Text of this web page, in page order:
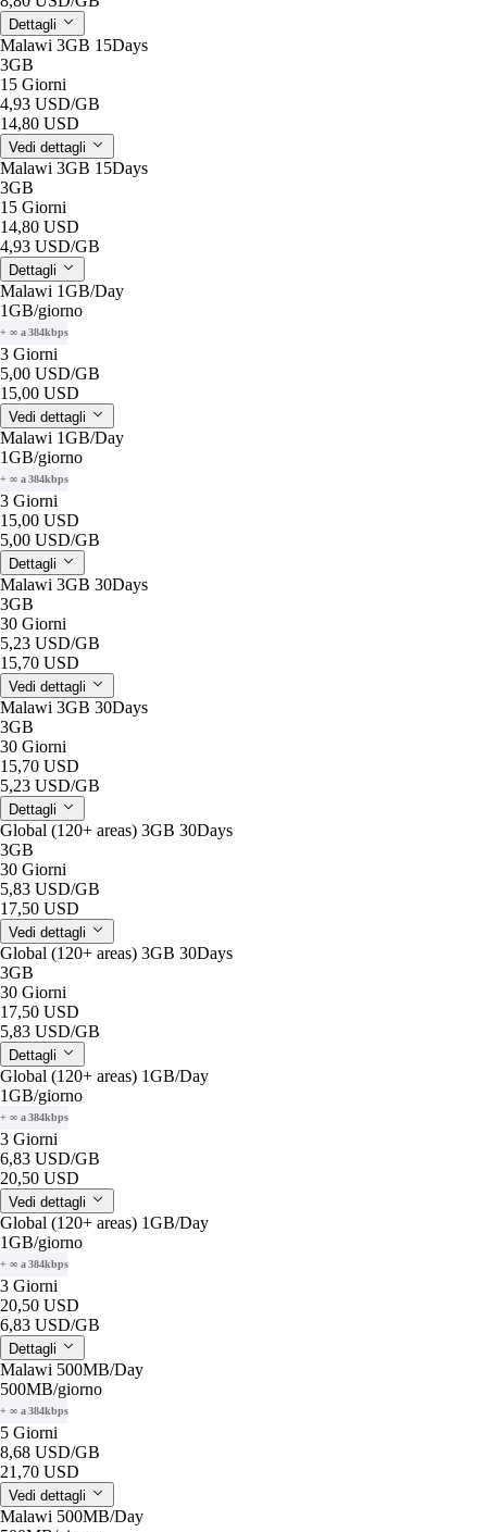
Dettagli
Malawi 3GB 15Days
3GB
15 Giorni
4,93 USD/GB
14,80 USD
Vedi dettagli
Malawi 3GB 15Days
3GB
15 Giorni
14,80 USD
4,93 USD/GB
Dettagli
Malawi 1GB/Day
1GB/giorno
+ ∞ a 384kbps
3 Giorni
5,00 USD/GB
15,00 USD
Vedi dettagli
Malawi 1GB/Day
1GB/giorno
+ ∞ a 384kbps
3 Giorni
15,00 USD
5,00 USD/GB
Dettagli
Malawi 3GB 30Days
3GB
30 Giorni
5,23 USD/GB
15,70 USD
Vedi dettagli
Malawi 3GB 30Days
3GB
30 Giorni
15,70 USD
5,23 USD/GB
Dettagli
Global (120+ areas) 3GB 30Days
3GB
30 Giorni
5,83 USD/GB
17,50 USD
Vedi dettagli
Global (120+ areas) 3GB 30Days
3GB
30 Giorni
17,50 USD
5,83 USD/GB
Dettagli
Global (120+ areas) 1GB/Day
1GB/giorno
+ ∞ a 384kbps
3 Giorni
6,83 USD/GB
20,50 USD
Vedi dettagli
Global (120+ areas) 1GB/Day
1GB/giorno
+ ∞ a 384kbps
3 Giorni
20,50 USD
6,83 USD/GB
Dettagli
Malawi 500MB/Day
500MB/giorno
+ ∞ a 384kbps
5 Giorni
8,68 USD/GB
21,70 USD
Vedi dettagli
Malawi 500MB/Day